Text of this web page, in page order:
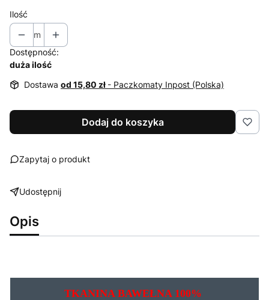
Ilość
m
Dostępność:
duża ilość
Dostawa od 15,80 zł - Paczkomaty Inpost (Polska)
Dodaj do koszyka
Zapytaj o produkt
Udostępnij
Opis
TKANINA BAWEŁNA 100%